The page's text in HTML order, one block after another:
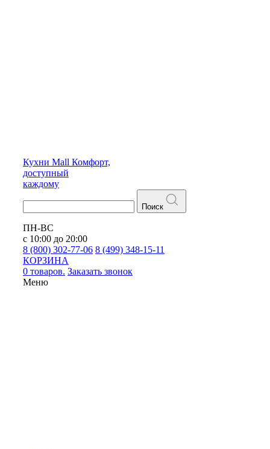
Кухни Mall Комфорт,
доступный
каждому
Поиск
ПН-ВС
с 10:00 до 20:00
8 (800) 302-77-06 8 (499) 348-15-11
КОРЗИНА
0 товаров. Заказать звонок
Меню